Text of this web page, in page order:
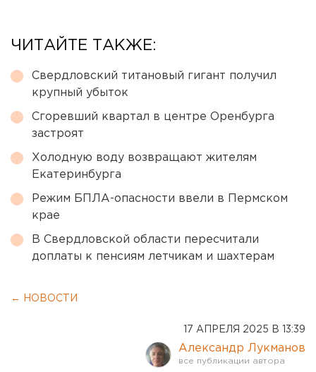
ЧИТАЙТЕ ТАКЖЕ:
Свердловский титановый гигант получил
крупный убыток
Сгоревший квартал в центре Оренбурга
застроят
Холодную воду возвращают жителям
Екатеринбурга
Режим БПЛА-опасности ввели в Пермском
крае
В Свердловской области пересчитали
доплаты к пенсиям летчикам и шахтерам
← НОВОСТИ
17 АПРЕЛЯ 2025 В 13:39
Александр Лукманов